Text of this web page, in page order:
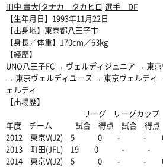
田中 貴大[タナカ タカヒロ]選手 DF
【生年月日】1993年11月22日
【出身地】東京都八王子市
【身長／体重】170cm／63kg
【経歴】
UNO八王子FC → ヴェルディジュニア → 東
→ 東京ヴェルディユース → 東京ヴェルディ
ェルディ
【出場歴】
リーグ リーグカップ
年度 チーム 試合 得点 試合 得点
2012 東京V(J2) 5 0 -
2013 町田(JFL) 19 0
2014 東京V(J2) 5 0 -